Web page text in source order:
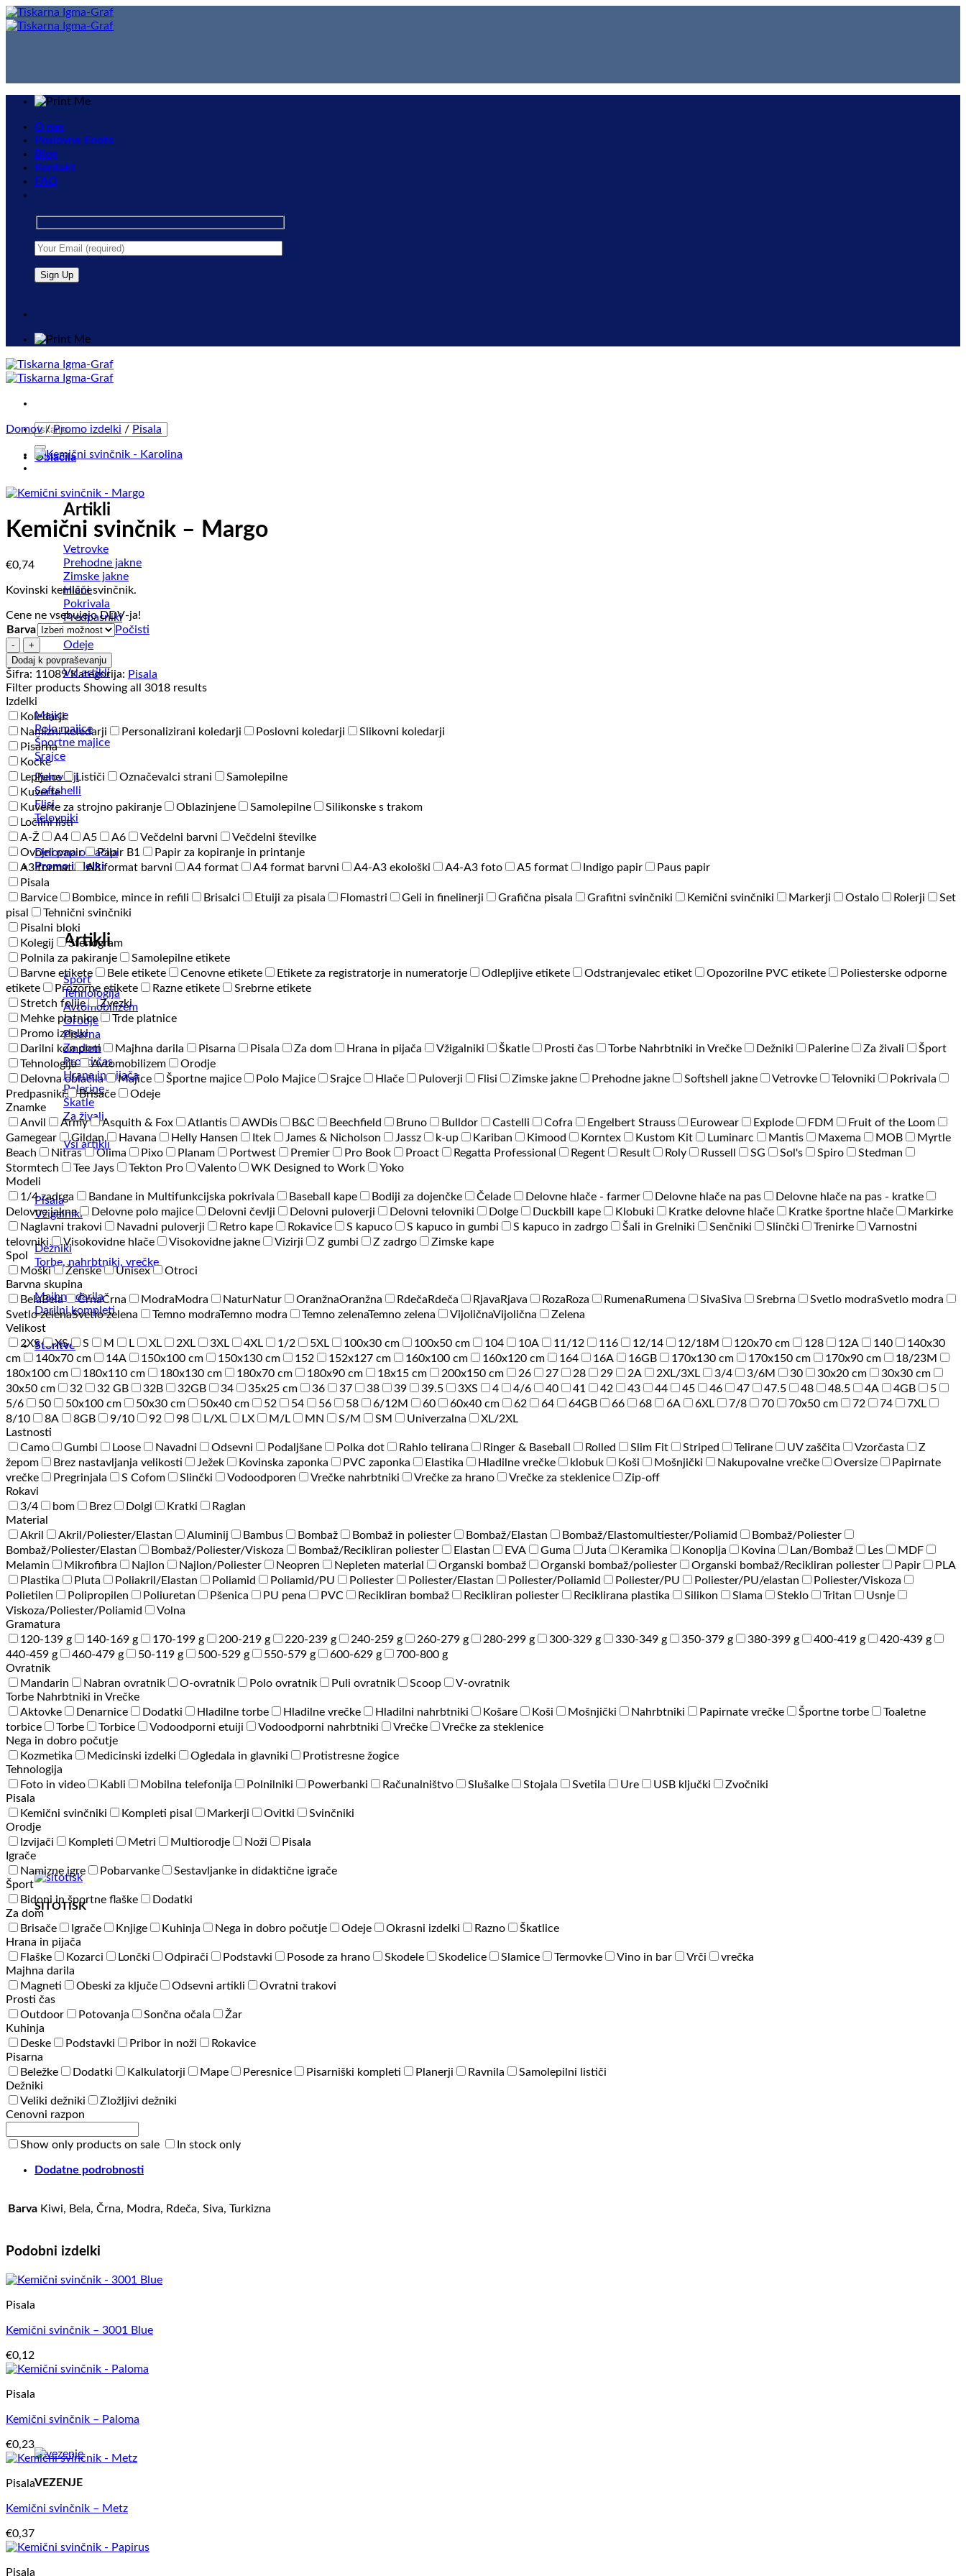
Skip
to
O nas
Poslovne Enote
Blog
Kontakt
FAQ
Išči:
Oblačila
Artikli
Vetrovke
Prehodne jakne
Zimske jakne
Hlače
Pokrivala
Predpasniki
Brisače
Odeje
Vsi artikli
Majice
Polo majice
Športne majice
Srajce
Puloverji
Softshelli
Flisi
Telovniki
Delovna oblačila
Promo izdelki
Artikli
Šport
Tehnologija
Avtomobilizem
Orodje
Pisarna
Za dom
Prosti čas
Hrana in pijača
Palerine
Škatle
Za živali
Vsi artikli
Pisala
Vžigalniki
Dežniki
Torbe, nahrbtniki, vrečke
Majhna darila
Darilni kompleti
Storitve
SITOTISK
VEZENJE
Domov / Promo izdelki / Pisala
Kemični svinčnik – Margo
€0,74
Kovinski kemični svinčnik.
Cene ne vsebujejo DDV-ja!
Barva
Počisti
Kemični
svinčnik
-
Margo
količina
Dodaj k povpraševanju
Šifra: 11089 Kategorija: Pisala
Filter products Showing all 3018 results
Izdelki
Koledarji
Namizni koledarji
Personalizirani koledarji Poslovni koledarji
Slikovni koledarji
Pisarna
Kocke
Lepljene
Lističi Označevalci strani
Samolepilne
Kuverte
Kuverte za strojno pakiranje
Oblazinjene Samolepilne
Silikonske s trakom
Ločilni listi
A-Ž
A4 A5 A6 Večdelni barvni
Večdelni številke
Ovojni papir
Papir B1
Papir za kopiranje in printanje
A3 format
A3 format barvni A4 format A4 format barvni A4-A3 ekološki A4-A3 foto A5 format Indigo papir
Paus papir
Pisala
Barvice
Bombice, mince in refili Brisalci Etuiji za pisala Flomastri Geli in finelinerji Grafična pisala Grafitni svinčniki Kemični svinčniki Markerji Ostalo Rolerji
Set
pisal
Tehnični svinčniki
Pisalni bloki
Kolegij
Stenogram
Polnila za pakiranje
Samolepilne etikete
Barvne etikete
Bele etikete Cenovne etikete Etikete za registratorje in numeratorje Odlepljive etikete Odstranjevalec etiket Opozorilne PVC etikete
Poliesterske odporne
etikete
Prozorne etikete Razne etikete
Srebrne etikete
Stretch folije
Zvezki
Mehke platnice
Trde platnice
Promo izdelki
Darilni kompleti
Majhna darila Pisarna Pisala Za dom Hrana in pijača Vžigalniki Škatle Prosti čas Torbe Nahrbtniki in Vrečke Dežniki Palerine Za živali
Šport
Tehnologija
Avtomobilizem
Orodje
Delovna oblačila
Majice Športne majice Polo Majice Srajce Hlače Puloverji Flisi Zimske jakne Prehodne jakne Softshell jakne Vetrovke Telovniki
Pokrivala
Predpasniki
Brisače
Odeje
Znamke
Anvil
Army Asquith & Fox Atlantis AWDis B&C Beechfield Bruno Bulldor Castelli Cofra Engelbert Strauss Eurowear Explode FDM
Fruit of the Loom
Gamegear
Gildan Havana Helly Hansen Itek James & Nicholson Jassz k-up Kariban Kimood Korntex Kustom Kit Luminarc Mantis Maxema MOB
Myrtle
Beach
Nitras Olima Pixo Planam Portwest Premier Pro Book Proact Regatta Professional Regent Result Roly Russell SG Sol's Spiro
Stedman
Stormtech
Tee Jays Tekton Pro Valento WK Designed to Work
Yoko
Modeli
1/4 zadrga
Bandane in Multifunkcijska pokrivala Baseball kape Bodiji za dojenčke Čelade Delovne hlače - farmer Delovne hlače na pas
Delovne hlače na pas - kratke
Delovne jakne
Delovne polo majice Delovni čevlji Delovni puloverji Delovni telovniki Dolge Duckbill kape Klobuki Kratke delovne hlače Kratke športne hlače
Markirke
Naglavni trakovi
Navadni puloverji Retro kape Rokavice S kapuco S kapuco in gumbi S kapuco in zadrgo Šali in Grelniki Senčniki Slinčki Trenirke
Varnostni
telovniki
Visokovidne hlače Visokovidne jakne Vizirji Z gumbi Z zadrgo
Zimske kape
Spol
Moški
Ženske Unisex
Otroci
Barvna skupina
BelaBela ČrnaČrna ModraModra NaturNatur OranžnaOranžna Rdeča Rdeča Rjava Rjava Roza Roza Rumena Rumena SivaSiva Srebrna Svetlo modraSvetlo modra
Svetlo zelenaSvetlo zelena Temno modraTemno modra Temno zelenaTemno zelena VijoličnaVijolična
Zelena
Velikost
2XS
XS S M L XL 2XL 3XL 4XL 1/2 5XL 100x30 cm 100x50 cm 104 10A 11/12 116 12/14 12/18M 120x70 cm 128 12A 140
140x30
cm
140x70 cm 14A 150x100 cm 150x130 cm 152 152x127 cm 160x100 cm 160x120 cm 164 16A 16GB 170x130 cm 170x150 cm 170x90 cm
18/23M
180x100 cm
180x110 cm 180x130 cm 180x70 cm 180x90 cm 18x15 cm 200x150 cm 26 27 28 29 2A 2XL/3XL 3/4 3/6M 30 30x20 cm
30x30 cm
30x50 cm
32 32 GB 32B 32GB 34 35x25 cm 36 37 38 39 39.5 3XS 4 4/6 40 41 42 43 44 45 46 47 47.5 48 48.5 4A 4GB
5
5/6
50 50x100 cm 50x30 cm 50x40 cm 52 54 56 58 6/12M 60 60x40 cm 62 64 64GB 66 68 6A 6XL 7/8 70 70x50 cm 72 74
7XL
8/10
8A 8GB 9/10 92 98 L/XL LX M/L MN S/M SM Univerzalna
XL/2XL
Lastnosti
Camo
Gumbi Loose Navadni Odsevni Podaljšane Polka dot Rahlo telirana Ringer & Baseball Rolled Slim Fit Striped Telirane UV zaščita Vzorčasta
Z
žepom
Brez nastavljanja velikosti Ježek Kovinska zaponka PVC zaponka Elastika Hladilne vrečke klobuk Koši Mošnjički Nakupovalne vrečke Oversize
Papirnate
vrečke
Pregrinjala S Cofom Slinčki Vodoodporen Vrečke nahrbtniki Vrečke za hrano Vrečke za steklenice
Zip-off
Rokavi
3/4
bom Brez Dolgi Kratki
Raglan
Material
Akril
Akril/Poliester/Elastan Aluminij Bambus Bombaž Bombaž in poliester Bombaž/Elastan Bombaž/Elastomultiester/Poliamid
Bombaž/Poliester
Bombaž/Poliester/Elastan
Bombaž/Poliester/Viskoza Bombaž/Recikliran poliester Elastan EVA Guma Juta Keramika Konoplja Kovina Lan/Bombaž Les
MDF
Melamin
Mikrofibra Najlon Najlon/Poliester Neopren Nepleten material Organski bombaž Organski bombaž/poliester Organski bombaž/Recikliran poliester Papir
PLA
Plastika
Pluta Poliakril/Elastan Poliamid Poliamid/PU Poliester Poliester/Elastan Poliester/Poliamid Poliester/PU Poliester/PU/elastan
Poliester/Viskoza
Polietilen
Polipropilen Poliuretan Pšenica PU pena PVC Recikliran bombaž Recikliran poliester Reciklirana plastika Silikon Slama Steklo Tritan
Usnje
Viskoza/Poliester/Poliamid
Volna
Gramatura
120-139 g
140-169 g 170-199 g 200-219 g 220-239 g 240-259 g 260-279 g 280-299 g 300-329 g 330-349 g 350-379 g 380-399 g 400-419 g
420-439 g
440-459 g
460-479 g 50-119 g 500-529 g 550-579 g 600-629 g
700-800 g
Ovratnik
Mandarin
Nabran ovratnik O-ovratnik Polo ovratnik Puli ovratnik Scoop
V-ovratnik
Torbe Nahrbtniki in Vrečke
Aktovke
Denarnice Dodatki Hladilne torbe Hladilne vrečke Hladilni nahrbtniki Košare Koši Mošnjički Nahrbtniki Papirnate vrečke Športne torbe
Toaletne
torbice
Torbe Torbice Vodoodporni etuiji Vodoodporni nahrbtniki Vrečke
Vrečke za steklenice
Nega in dobro počutje
Kozmetika
Medicinski izdelki Ogledala in glavniki
Protistresne žogice
Tehnologija
Foto in video
Kabli Mobilna telefonija Polnilniki Powerbanki Računalništvo Slušalke Stojala Svetila Ure USB ključki
Zvočniki
Pisala
Kemični svinčniki
Kompleti pisal Markerji Ovitki
Svinčniki
Orodje
Izvijači
Kompleti Metri Multiorodje Noži
Pisala
Igrače
Namizne igre
Pobarvanke
Sestavljanke in didaktične igrače
Šport
Bidoni in športne flaške
Dodatki
Za dom
Brisače
Igrače Knjige Kuhinja Nega in dobro počutje Odeje Okrasni izdelki Razno
Škatlice
Hrana in pijača
Flaške
Kozarci Lončki Odpirači Podstavki Posode za hrano Skodele Skodelice Slamice Termovke Vino in bar Vrči
vrečka
Majhna darila
Magneti
Obeski za ključe Odsevni artikli
Ovratni trakovi
Prosti čas
Outdoor
Potovanja Sončna očala
Žar
Kuhinja
Deske
Podstavki Pribor in noži
Rokavice
Pisarna
Beležke
Dodatki Kalkulatorji Mape Peresnice Pisarniški kompleti Planerji Ravnila
Samolepilni lističi
Dežniki
Veliki dežniki
Zložljivi dežniki
Cenovni razpon
Show only products on sale In stock only
Dodatne podrobnosti
Barva Kiwi, Bela, Črna, Modra, Rdeča, Siva, Turkizna
Podobni izdelki
Pisala
Kemični svinčnik – 3001 Blue
€0,12
Pisala
Kemični svinčnik – Paloma
€0,23
Pisala
Kemični svinčnik – Metz
€0,37
Pisala